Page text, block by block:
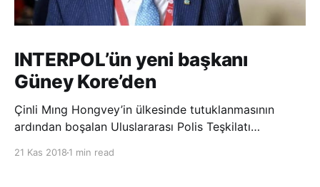
INTERPOL’ün yeni başkanı
Güney Kore’den
Çinli Mıng Hongvey’in ülkesinde tutuklanmasının
ardından boşalan Uluslararası Polis Teşkilatı
21 Kas 2018 1 min read